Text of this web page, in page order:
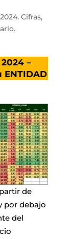
Cifras,
2024 –
de
por debajo
del